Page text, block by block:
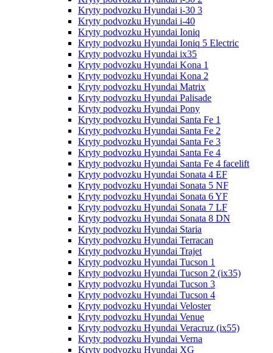
Kryty podvozku Hyundai i-30 3
Kryty podvozku Hyundai i-40
Kryty podvozku Hyundai Ioniq
Kryty podvozku Hyundai Ioniq 5 Electric
Kryty podvozku Hyundai ix35
Kryty podvozku Hyundai Kona 1
Kryty podvozku Hyundai Kona 2
Kryty podvozku Hyundai Matrix
Kryty podvozku Hyundai Palisade
Kryty podvozku Hyundai Pony
Kryty podvozku Hyundai Santa Fe 1
Kryty podvozku Hyundai Santa Fe 2
Kryty podvozku Hyundai Santa Fe 3
Kryty podvozku Hyundai Santa Fe 4
Kryty podvozku Hyundai Santa Fe 4 facelift
Kryty podvozku Hyundai Sonata 4 EF
Kryty podvozku Hyundai Sonata 5 NF
Kryty podvozku Hyundai Sonata 6 YF
Kryty podvozku Hyundai Sonata 7 LF
Kryty podvozku Hyundai Sonata 8 DN
Kryty podvozku Hyundai Staria
Kryty podvozku Hyundai Terracan
Kryty podvozku Hyundai Trajet
Kryty podvozku Hyundai Tucson 1
Kryty podvozku Hyundai Tucson 2 (ix35)
Kryty podvozku Hyundai Tucson 3
Kryty podvozku Hyundai Tucson 4
Kryty podvozku Hyundai Veloster
Kryty podvozku Hyundai Venue
Kryty podvozku Hyundai Veracruz (ix55)
Kryty podvozku Hyundai Verna
Kryty podvozku Hyundai XG